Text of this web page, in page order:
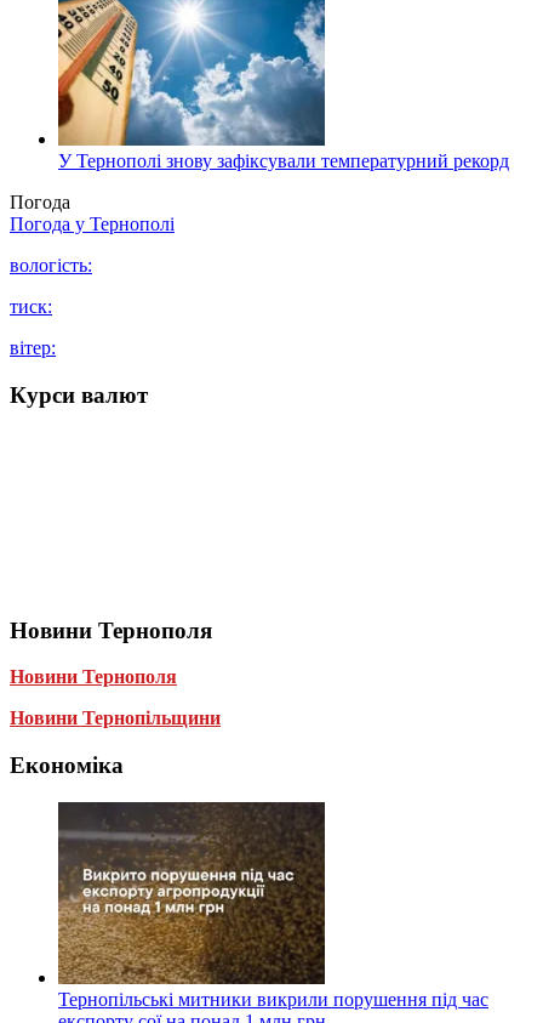
У Тернополі знову зафіксували температурний рекорд
Погода
Погода у Тернополі
вологість:
тиск:
вітер:
Курси валют
Новини Тернополя
Новини Тернополя
Новини Тернопільщини
Економіка
Тернопільські митники викрили порушення під час